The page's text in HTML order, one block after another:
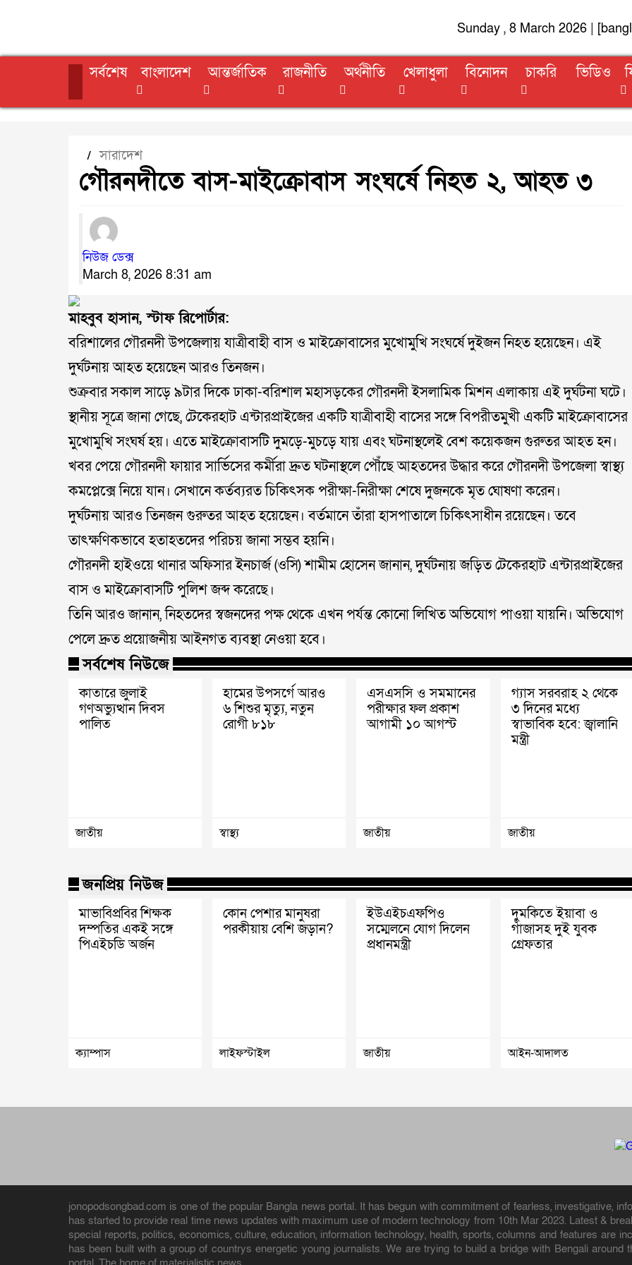
Sunday , 8 March 2026 |
সর্বশেষ বাংলাদেশ আন্তর্জাতিক রাজনীতি অর্থনীতি খেলাধুলা বিনোদন চাকরি ভিডিও
/সারাদেশ
গৌরনদীতে বাস-মাইক্রোবাস সংঘর্ষে নিহত ২, আহত ৩
নিউজ ডেক্স
March 8, 2026 8:31 am
মাহবুব হাসান, স্টাফ রিপোর্টার:
বরিশালের গৌরনদী উপজেলায় যাত্রীবাহী বাস ও মাইক্রোবাসের মুখোমুখি সংঘর্ষে দুইজন নিহত হয়েছেন। এই
দুর্ঘটনায় আহত হয়েছেন আরও তিনজন।
শুক্রবার সকাল সাড়ে ৯টার দিকে ঢাকা-বরিশাল মহাসড়কের গৌরনদী ইসলামিক মিশন এলাকায় এই দুর্ঘটনা ঘটে।
স্থানীয় সূত্রে জানা গেছে, টেকেরহাট এন্টারপ্রাইজের একটি যাত্রীবাহী বাসের সঙ্গে বিপরীতমুখী একটি মাইক্রোবাসের
মুখোমুখি সংঘর্ষ হয়। এতে মাইক্রোবাসটি দুমড়ে-মুচড়ে যায় এবং ঘটনাস্থলেই বেশ কয়েকজন গুরুতর আহত হন।
খবর পেয়ে গৌরনদী ফায়ার সার্ভিসের কর্মীরা দ্রুত ঘটনাস্থলে পৌঁছে আহতদের উদ্ধার করে গৌরনদী উপজেলা স্বাস্থ্য
কমপ্লেক্সে নিয়ে যান। সেখানে কর্তব্যরত চিকিৎসক পরীক্ষা-নিরীক্ষা শেষে দুজনকে মৃত ঘোষণা করেন।
দুর্ঘটনায় আরও তিনজন গুরুতর আহত হয়েছেন। বর্তমানে তাঁরা হাসপাতালে চিকিৎসাধীন রয়েছেন। তবে
তাৎক্ষণিকভাবে হতাহতদের পরিচয় জানা সম্ভব হয়নি।
গৌরনদী হাইওয়ে থানার অফিসার ইনচার্জ (ওসি) শামীম হোসেন জানান, দুর্ঘটনায় জড়িত টেকেরহাট এন্টারপ্রাইজের
বাস ও মাইক্রোবাসটি পুলিশ জব্দ করেছে।
তিনি আরও জানান, নিহতদের স্বজনদের পক্ষ থেকে এখন পর্যন্ত কোনো লিখিত অভিযোগ পাওয়া যায়নি। অভিযোগ
পেলে দ্রুত প্রয়োজনীয় আইনগত ব্যবস্থা নেওয়া হবে।
সর্বশেষ নিউজে
কাতারে জুলাই
গণঅভ্যুত্থান দিবস
পালিত
জাতীয়
হামের উপসর্গে আরও
৬ শিশুর মৃত্যু, নতুন
রোগী ৮১৮
স্বাস্থ্য
এসএসসি ও সমমানের
পরীক্ষার ফল প্রকাশ
আগামী ১০ আগস্ট
জাতীয়
গ্যাস সরবরাহ ২ থেকে
৩ দিনের মধ্যে
স্বাভাবিক হবে: জ্বালানি
মন্ত্রী
জাতীয়
জনপ্রিয় নিউজ
মাভাবিপ্রবির শিক্ষক
দম্পতির একই সঙ্গে
পিএইচডি অর্জন
ক্যাম্পাস
কোন পেশার মানুষরা
পরকীয়ায় বেশি জড়ান?
লাইফস্টাইল
ইউএইচএফপিও
সম্মেলনে যোগ দিলেন
প্রধানমন্ত্রী
জাতীয়
দুমকিতে ইয়াবা ও
গাঁজাসহ দুই যুবক
গ্রেফতার
আইন-আদালত
jonopodsongbad.com is one of the popular Bangla news portal. It has begun with commitment of fearless, investigative,
has started to provide real time news updates with maximum use of modern technology from 10th Mar 2023. Latest &
special reports, politics, economics, culture, education, information technology, health, sports, columns and features are
has been built with a group of countrys energetic young journalists. We are trying to build a bridge with Bengali